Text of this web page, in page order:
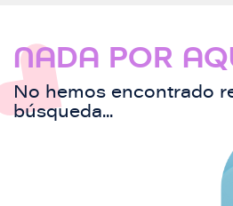
NADA POR
No hemos encontrado
búsqueda...